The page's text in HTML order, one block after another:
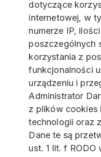
dotyczące
internetowej, w
numerze IP,
poszczególnych
korzystania z
funkcjonalności
urządzeniu i
Administrator
z plików cookies
technologii oraz
Dane te są
ust. 1 lit. f RODO